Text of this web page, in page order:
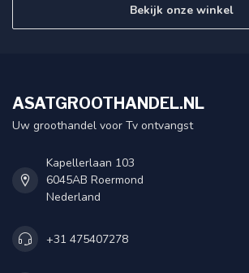
Bekijk onze winkel
ASATGROOTHANDEL.NL
Uw groothandel voor Tv ontvangst
Kapellerlaan 103
6045AB Roermond
Nederland
+31 475407278